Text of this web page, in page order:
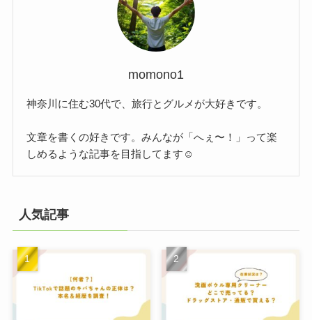
momono1
神奈川に住む30代で、旅行とグルメが大好きです。
文章を書くの好きです。みんなが「へぇ〜！」って楽
しめるような記事を目指してます☺️
人気記事